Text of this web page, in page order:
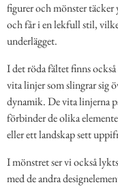
figurer och mönster
och får i en lekfull stil,
underlägget.
I det röda fältet finns
vita linjer som slingrar sig
dynamik. De vita linjerna
förbinder de olika
eller ett landskap sett
I mönstret ser vi också
med de andra